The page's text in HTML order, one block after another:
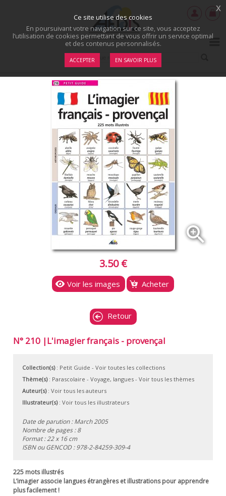
zoom_in
3.50 €
Voir les images Acheter
Retour
N° 210 |L'imagier français - provençal
Collection(s): Petit Guide - Voir toutes les collections
Thème(s): Parascolaire - Voyage, langues- Voir tous les thèmes
Auteur(s): Voir tous les auteurs
Illustrateur(s): Voir tous les illustrateurs
Date de parution : March 2005
Nombre de pages : 8
Format : 22 x 16 cm
ISBN ou GENCOD :978-2-84259-309-4
225 mots illustrés
L’imagier associe langues étrangères et illustrations pour apprendre
plus facilement !
Ce site utilise des cookies
En poursuivant votre navigation sur ce site, vous acceptez
l’utilisation de cookies permettant de vous offrir un service optimal
et des contenus personnalisés.
ACCEPTER EN SAVOIR PLUS
x